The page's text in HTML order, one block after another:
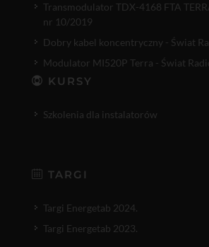
Transmodulator TDX-4168 FTA
nr 10/2019
Dobry kabel koncentryczny - Świat
Modulator MI520P Terra - Świat
KURSY
Szkolenia dla instalatorów
TARGI
Targi Energetab 2024.
Targi Energetab 2023.